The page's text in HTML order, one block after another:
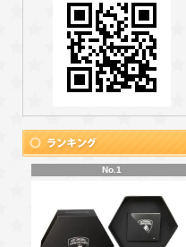
No.1